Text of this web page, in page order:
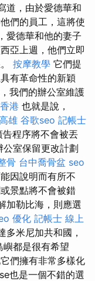
道，由於愛德華和
們的員工，這將使
愛德華和他的妻子
亞上週，他們立即
按摩教學 它們提
有革命性的新穎
我們的辦公室維護
港 也就是說，
雄 谷歌seo 記帳士
程序將不會被丟
室保留更改計劃
骨 台中喬骨盆 seo
因說明而有所不
景點將不會被錯
加勒比海，則應選
優化 記帳士 線上
多米尼加共和國，
都是很有希望
們擁有非常多樣化
也是一個不錯的選